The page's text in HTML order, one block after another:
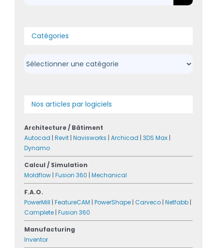
Catégories
Catégories
Nos articles par logiciels
Architecture / Bâtiment
Autocad | Revit | Navisworks | Archicad | 3DS Max |
Dynamo
Calcul / Simulation
Moldflow | Fusion 360 | Mechanical
F.A.O.
PowerMill | FeatureCAM | PowerShape | Carveco | Netfabb |
Camplete | Fusion 360
Manufacturing
Inventor